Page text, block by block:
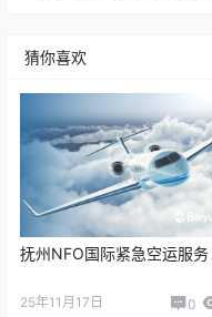
猜你喜欢
抚州NFO国际紧急空运服务
25年11月17日 0